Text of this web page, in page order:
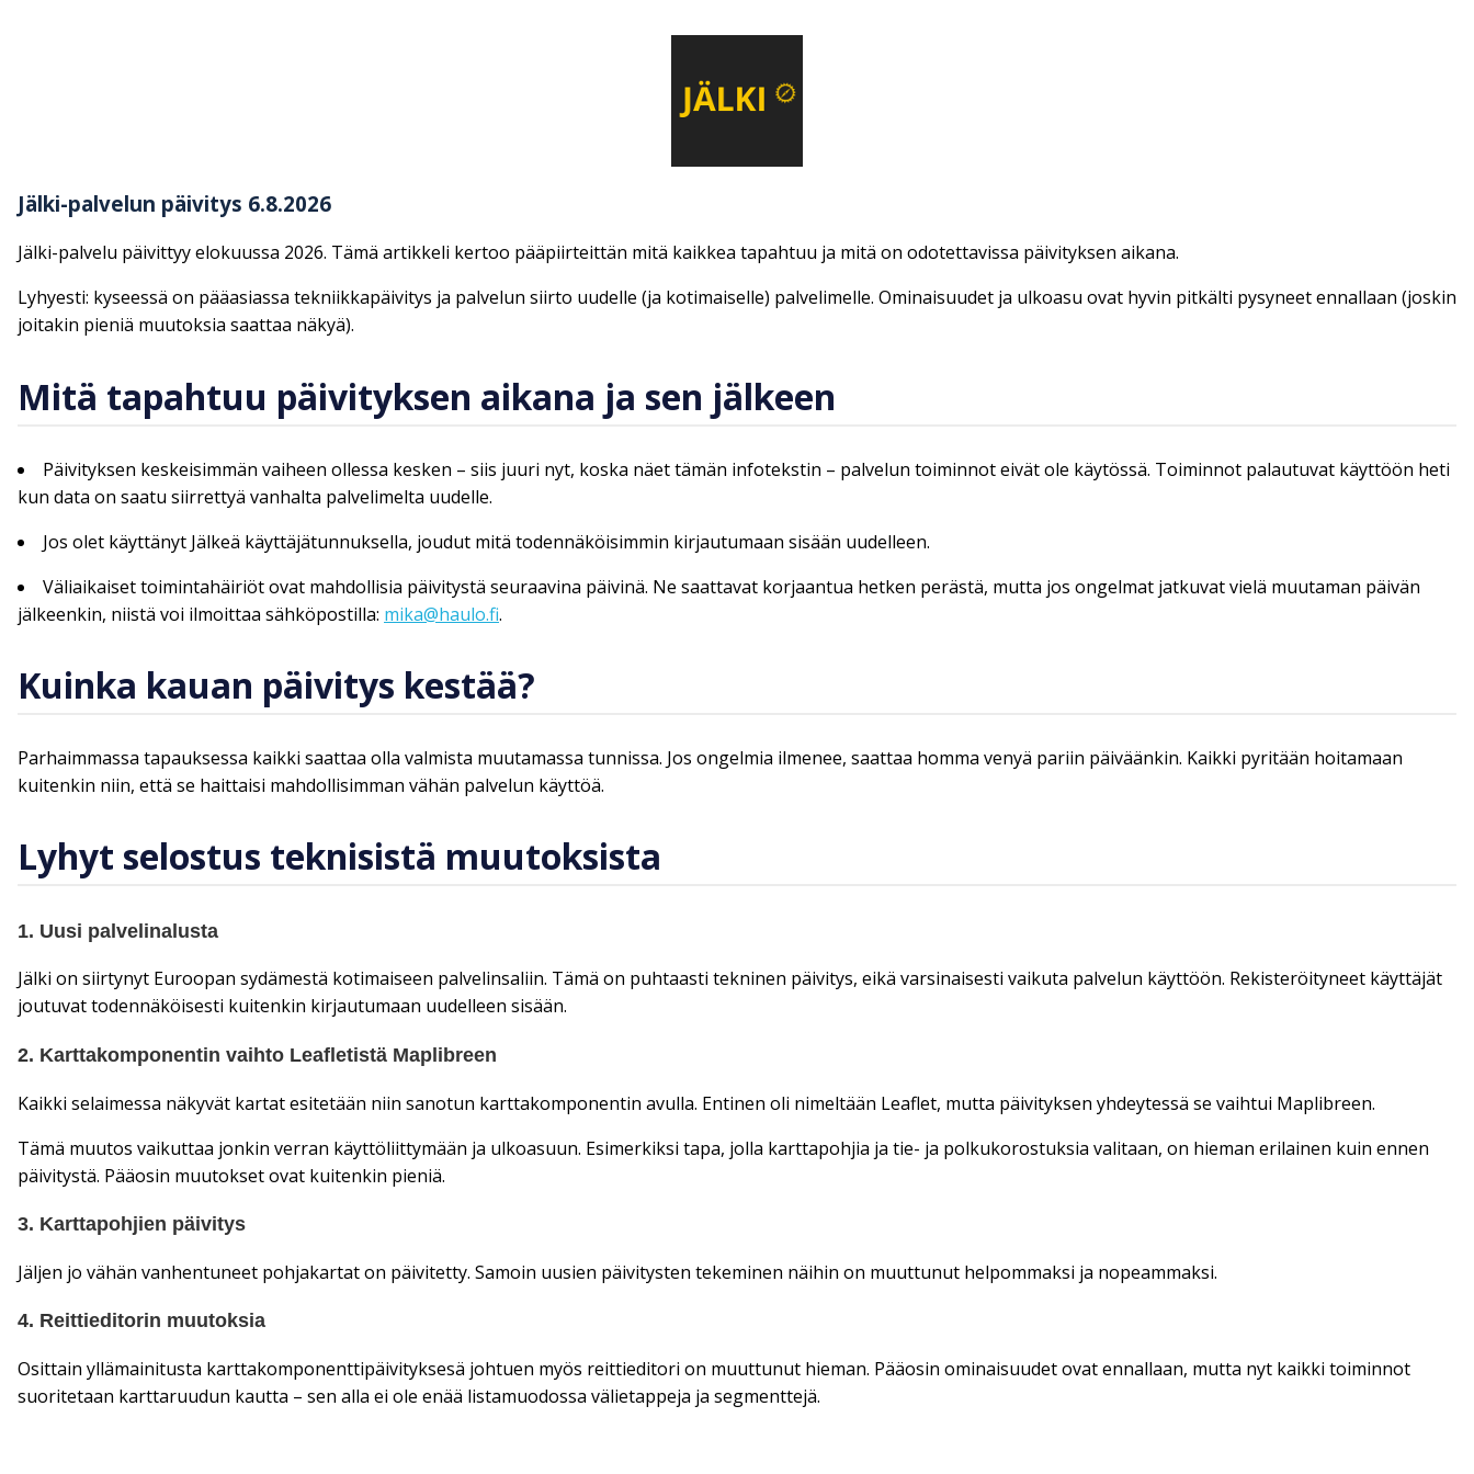
Jälki-palvelun päivitys 6.8.2026
Jälki-palvelu päivittyy elokuussa 2026. Tämä artikkeli kertoo pääpiirteittän mitä kaikkea tapahtuu ja mitä on odotettavissa päivityksen aikana.
Lyhyesti: kyseessä on pääasiassa tekniikkapäivitys ja palvelun siirto uudelle (ja kotimaiselle) palvelimelle. Ominaisuudet ja ulkoasu ovat hyvin pitkälti pysyneet ennallaan (joskin
joitakin pieniä muutoksia saattaa näkyä).
Mitä tapahtuu päivityksen aikana ja sen jälkeen
Päivityksen keskeisimmän vaiheen ollessa kesken – siis juuri nyt, koska näet tämän infotekstin – palvelun toiminnot eivät ole käytössä. Toiminnot palautuvat käyttöön heti
kun data on saatu siirrettyä vanhalta palvelimelta uudelle.
Jos olet käyttänyt Jälkeä käyttäjätunnuksella, joudut mitä todennäköisimmin kirjautumaan sisään uudelleen.
Väliaikaiset toimintahäiriöt ovat mahdollisia päivitystä seuraavina päivinä. Ne saattavat korjaantua hetken perästä, mutta jos ongelmat jatkuvat vielä muutaman päivän
jälkeenkin, niistä voi ilmoittaa sähköpostilla: mika@haulo.fi.
Kuinka kauan päivitys kestää?
Parhaimmassa tapauksessa kaikki saattaa olla valmista muutamassa tunnissa. Jos ongelmia ilmenee, saattaa homma venyä pariin päiväänkin. Kaikki pyritään hoitamaan
kuitenkin niin, että se haittaisi mahdollisimman vähän palvelun käyttöä.
Lyhyt selostus teknisistä muutoksista
1. Uusi palvelinalusta
Jälki on siirtynyt Euroopan sydämestä kotimaiseen palvelinsaliin. Tämä on puhtaasti tekninen päivitys, eikä varsinaisesti vaikuta palvelun käyttöön. Rekisteröityneet käyttäjät
joutuvat todennäköisesti kuitenkin kirjautumaan uudelleen sisään.
2. Karttakomponentin vaihto Leafletistä Maplibreen
Kaikki selaimessa näkyvät kartat esitetään niin sanotun karttakomponentin avulla. Entinen oli nimeltään Leaflet, mutta päivityksen yhdeytessä se vaihtui Maplibreen.
Tämä muutos vaikuttaa jonkin verran käyttöliittymään ja ulkoasuun. Esimerkiksi tapa, jolla karttapohjia ja tie- ja polkukorostuksia valitaan, on hieman erilainen kuin ennen
päivitystä. Pääosin muutokset ovat kuitenkin pieniä.
3. Karttapohjien päivitys
Jäljen jo vähän vanhentuneet pohjakartat on päivitetty. Samoin uusien päivitysten tekeminen näihin on muuttunut helpommaksi ja nopeammaksi.
4. Reittieditorin muutoksia
Osittain yllämainitusta karttakomponenttipäivityksesä johtuen myös reittieditori on muuttunut hieman. Pääosin ominaisuudet ovat ennallaan, mutta nyt kaikki toiminnot
suoritetaan karttaruudun kautta – sen alla ei ole enää listamuodossa välietappeja ja segmenttejä.